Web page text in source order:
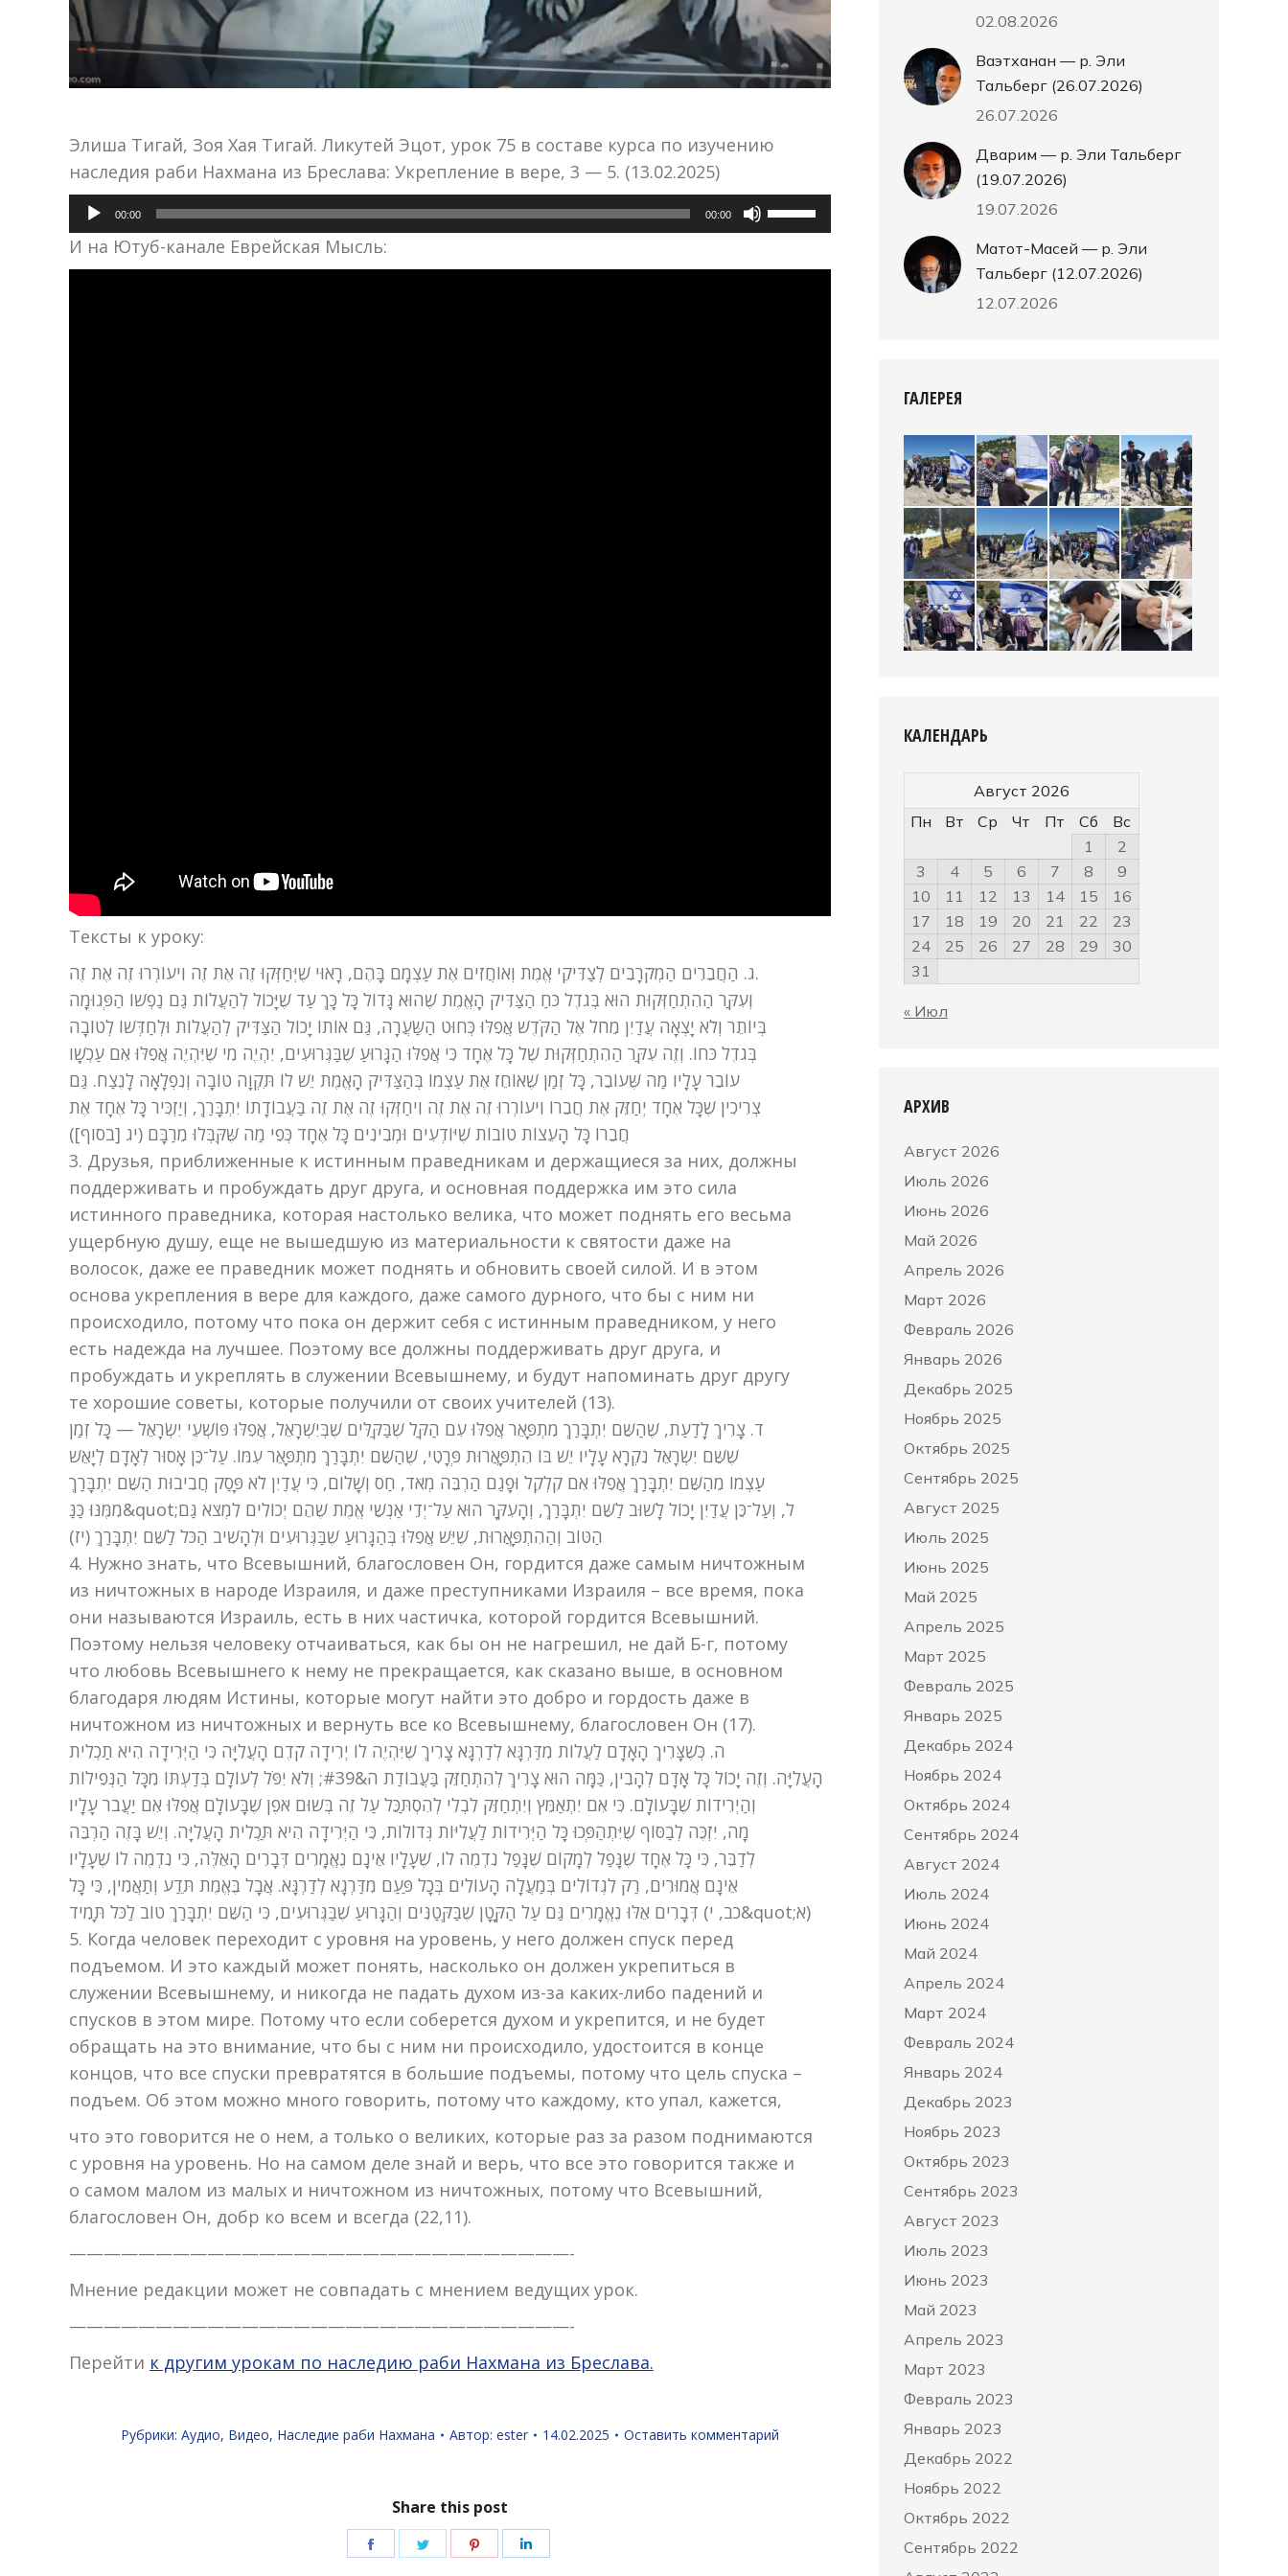
Элиша Тигай, Зоя Хая Тигай. Ликутей Эцот, урок 75 в составе курса по изучению
наследия раби Нахмана из Бреслава: Укрепление в вере, 3 — 5. (13.02.2025)
Аудиоплеер
00:00 00:00
Используйте
клавиши
И на Ютуб-канале Еврейская Мысль:
Тексты к уроку:
ג. הַחֲבֵרִים הַמְקֹרָבִים לְצַדִּיקֵי אֱמֶת וְאוֹחֲזִים אֶת עַצְמָם בָּהֶם, רָאוּי שֶׁיְּחַזְּקוּ זֶה אֶת זֶה וִיעוֹרְרוּ זֶה אֶת זֶה.
וְעִקַּר הַהִתְחַזְּקוּת הוּא בְּגֹדֶל כֹּחַ הַצַּדִּיק הָאֱמֶת שֶׁהוּא גָּדוֹל כָּל כָּךְ עַד שֶׁיָּכוֹל לְהַעֲלוֹת גַּם נַפְשׁוֹ הַפְּגוּמָה
בְּיוֹתֵר וְלֹא יָצְאָה עֲדַיִן מֵחֹל אֶל הַקֹּדֶשׁ אֲפִלּוּ כְּחוּט הַשַּׂעֲרָה, גַּם אוֹתוֹ יָכוֹל הַצַּדִּיק לְהַעֲלוֹת וּלְחַדְּשׁוֹ לְטוֹבָה
בְּגֹדֶל כֹּחוֹ. וְזֶה עִקַּר הַהִתְחַזְּקוּת שֶׁל כָּל אֶחָד כִּי אֲפִלּוּ הַגָּרוּעַ שֶׁבַּגְּרוּעִים, יִהְיֶה מִי שֶׁיִּהְיֶה אֲפִלּוּ אִם עַכְשָׁו
עוֹבֵר עָלָיו מַה שֶּׁעוֹבֵר, כָּל זְמַן שֶׁאוֹחֵז אֶת עַצְמוֹ בְּהַצַּדִּיק הָאֱמֶת יֵשׁ לוֹ תִּקְוָה טוֹבָה וְנִפְלָאָה לָנֶצַח. גַּם
צְרִיכִין שֶׁכָּל אֶחָד יְחַזֵּק אֶת חֲבֵרוֹ וִיעוֹרְרוּ זֶה אֶת זֶה וִיחַזְּקוּ זֶה אֶת זֶה בַּעֲבוֹדָתוֹ יִתְבָּרַךְ, וְיַזְכִּיר כָּל אֶחָד אֶת
חֲבֵרוֹ כָּל הָעֵצוֹת טוֹבוֹת שֶׁיּוֹדְעִים וּמְבִינִים כָּל אֶחָד כְּפִי מַה שֶּׁקִּבְּלוּ מֵרַבָּם (יג [בסוף])
3. Друзья, приближенные к истинным праведникам и держащиеся за них, должны
поддерживать и пробуждать друг друга, и основная поддержка им это сила
истинного праведника, которая настолько велика, что может поднять его весьма
ущербную душу, еще не вышедшую из материальности к святости даже на
волосок, даже ее праведник может поднять и обновить своей силой. И в этом
основа укрепления в вере для каждого, даже самого дурного, что бы с ним ни
происходило, потому что пока он держит себя с истинным праведником, у него
есть надежда на лучшее. Поэтому все должны поддерживать друг друга, и
пробуждать и укреплять в служении Всевышнему, и будут напоминать друг другу
те хорошие советы, которые получили от своих учителей (13).
ד. צָרִיךְ לָדַעַת, שֶׁהַשֵּׁם יִתְבָּרַךְ מִתְפָּאֵר אֲפִלּוּ עִם הַקַּל שֶׁבַּקַּלִּים שֶׁבְּיִשְׁרָאֵל, אֲפִלּוּ פּוֹשְׁעֵי יִשְׂרָאֵל — כָּל זְמַן
שֶׁשֵּׁם יִשְׂרָאֵל נִקְרָא עָלָיו יֵשׁ בּוֹ הִתְפָּאֲרוּת פְּרָטִי, שֶׁהַשֵּׁם יִתְבָּרַךְ מִתְפָּאֵר עִמּוֹ. עַל־כֵּן אָסוּר לְאָדָם לְיָאֵשׁ
עַצְמוֹ מֵהַשֵּׁם יִתְבָּרַךְ אֲפִלּוּ אִם קִלְקֵל וּפָגַם הַרְבֵּה מְאֹד, חַס וְשָׁלוֹם, כִּי עֲדַיִן לֹא פָּסַק חֲבִיבוּת הַשֵּׁם יִתְבָּרַךְ
מִמֶּנּוּ כַּנַּ&quot;ל, וְעַל־כֵּן עֲדַיִן יָכוֹל לָשׁוּב לַשֵּׁם יִתְבָּרַךְ, וְהָעִקָּר הוּא עַל־יְדֵי אַנְשֵׁי אֱמֶת שֶׁהֵם יְכוֹלִים לִמְצֹא גַּם
הַטּוֹב וְהַהִתְפָּאֲרוּת, שֶׁיֵּשׁ אֲפִלּוּ בְּהַגָּרוּעַ שֶׁבַּגְּרוּעִים וּלְהָשִׁיב הַכֹּל לַשֵּׁם יִתְבָּרַךְ (יז)
4. Нужно знать, что Всевышний, благословен Он, гордится даже самым ничтожным
из ничтожных в народе Израиля, и даже преступниками Израиля – все время, пока
они называются Израиль, есть в них частичка, которой гордится Всевышний.
Поэтому нельзя человеку отчаиваться, как бы он не нагрешил, не дай Б-г, потому
что любовь Всевышнего к нему не прекращается, как сказано выше, в основном
благодаря людям Истины, которые могут найти это добро и гордость даже в
ничтожном из ничтожных и вернуть все ко Всевышнему, благословен Он (17).
ה. כְּשֶׁצָּרִיךְ הָאָדָם לַעֲלוֹת מִדַּרְגָּא לְדַרְגָּא צָרִיךְ שֶׁיִּהְיֶה לוֹ יְרִידָה קֹדֶם הָעֲלִיָּה כִּי הַיְּרִידָה הִיא תַכְלִית
הָעֲלִיָּה. וְזֶה יָכוֹל כָּל אָדָם לְהָבִין, כַּמָּה הוּא צָרִיךְ לְהִתְחַזֵּק בַּעֲבוֹדַת ה&#39; וְלֹא יִפֹּל לְעוֹלָם בְּדַעְתּוֹ מִכָּל הַנְּפִילוֹת
וְהַיְרִידוֹת שֶׁבָּעוֹלָם. כִּי אִם יִתְאַמֵּץ וְיִתְחַזֵּק לִבְלִי לְהִסְתַּכֵּל עַל זֶה בְּשׁוּם אֹפֶן שֶׁבָּעוֹלָם אֲפִלּוּ אִם יַעֲבֹר עָלָיו
מָה, יִזְכֶּה לְבַסּוֹף שֶׁיִּתְהַפְּכוּ כָּל הַיְּרִידוֹת לַעֲלִיּוֹת גְּדוֹלוֹת, כִּי הַיְּרִידָה הִיא תַּכְלִית הָעֲלִיָּה. וְיֵשׁ בָּזֶה הַרְבֵּה
לְדַבֵּר, כִּי כָּל אֶחָד שֶׁנָּפַל לְמָקוֹם שֶׁנָּפַל נִדְמֶה לוֹ, שֶׁעָלָיו אֵינָם נֶאֱמָרִים דְּבָרִים הָאֵלֶּה, כִּי נִדְמֶה לוֹ שֶׁעָלָיו
אֵינָם אֲמוּרִים, רַק לִגְדוֹלִים בְּמַעֲלָה הָעוֹלִים בְּכָל פַּעַם מִדַּרְגָא לְדַרְגָּא. אֲבָל בֶּאֱמֶת תֵּדַע וְתַאֲמִין, כִּי כָּל
דְּבָרִים אֵלּוּ נֶאֱמָרִים גַּם עַל הַקָּטָן שֶׁבַּקְּטַנִּים וְהַגָּרוּעַ שֶׁבַּגְּרוּעִים, כִּי הַשֵּׁם יִתְבָּרַךְ טוֹב לַכֹּל תָּמִיד (כב, י&quot;א)
5. Когда человек переходит с уровня на уровень, у него должен спуск перед
подъемом. И это каждый может понять, насколько он должен укрепиться в
служении Всевышнему, и никогда не падать духом из-за каких-либо падений и
спусков в этом мире. Потому что если соберется духом и укрепится, и не будет
обращать на это внимание, что бы с ним ни происходило, удостоится в конце
концов, что все спуски превратятся в большие подъемы, потому что цель спуска –
подъем. Об этом можно много говорить, потому что каждому, кто упал, кажется,
что это говорится не о нем, а только о великих, которые раз за разом поднимаются
с уровня на уровень. Но на самом деле знай и верь, что все это говорится также и
о самом малом из малых и ничтожном из ничтожных, потому что Всевышний,
благословен Он, добр ко всем и всегда (22,11).
—————————————————————————————-
Мнение редакции может не совпадать с мнением ведущих урок.
—————————————————————————————-
Перейти к другим урокам по наследию раби Нахмана из Бреслава.
Рубрики: Аудио, Видео, Наследие раби Нахмана Автор: ester 14.02.2025 Оставить комментарий
Share this post
ПоделитьсяПоделитьсяПоделиться
02.08.2026
Ваэтханан — р. Эли
Тальберг (26.07.2026)
26.07.2026
Дварим — р. Эли Тальберг
(19.07.2026)
19.07.2026
Матот-Масей — р. Эли
Тальберг (12.07.2026)
12.07.2026
ГАЛЕРЕЯ
КАЛЕНДАРЬ
Август 2026
Пн
Вт Ср Чт Пт Сб
Вс
1
2
3
4 5 6 7 8
9
10
11 12 13 14 15
16
17
18 19 20 21 22
23
24
25 26 27 28 29
30
31
« Июл
АРХИВ
Август 2026
Июль 2026
Июнь 2026
Май 2026
Апрель 2026
Март 2026
Февраль 2026
Январь 2026
Декабрь 2025
Ноябрь 2025
Октябрь 2025
Сентябрь 2025
Август 2025
Июль 2025
Июнь 2025
Май 2025
Апрель 2025
Март 2025
Февраль 2025
Январь 2025
Декабрь 2024
Ноябрь 2024
Октябрь 2024
Сентябрь 2024
Август 2024
Июль 2024
Июнь 2024
Май 2024
Апрель 2024
Март 2024
Февраль 2024
Январь 2024
Декабрь 2023
Ноябрь 2023
Октябрь 2023
Сентябрь 2023
Август 2023
Июль 2023
Июнь 2023
Май 2023
Апрель 2023
Март 2023
Февраль 2023
Январь 2023
Декабрь 2022
Ноябрь 2022
Октябрь 2022
Сентябрь 2022